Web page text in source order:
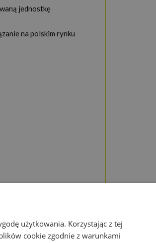
jednostkę
na polskim rynku
użytkowania. Korzystając z tej
cookie zgodnie z warunkami